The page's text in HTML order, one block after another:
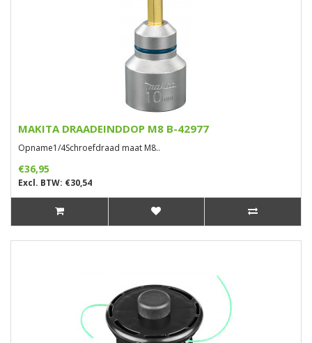
MAKITA DRAADEINDDOP M8 B-42977
Opname1/4Schroefdraad maat M8..
€36,95
Excl. BTW: €30,54